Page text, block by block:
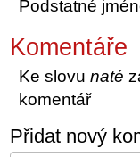
Podstatné
Komentáře
Ke slovunaté
komentář
Přidat nový